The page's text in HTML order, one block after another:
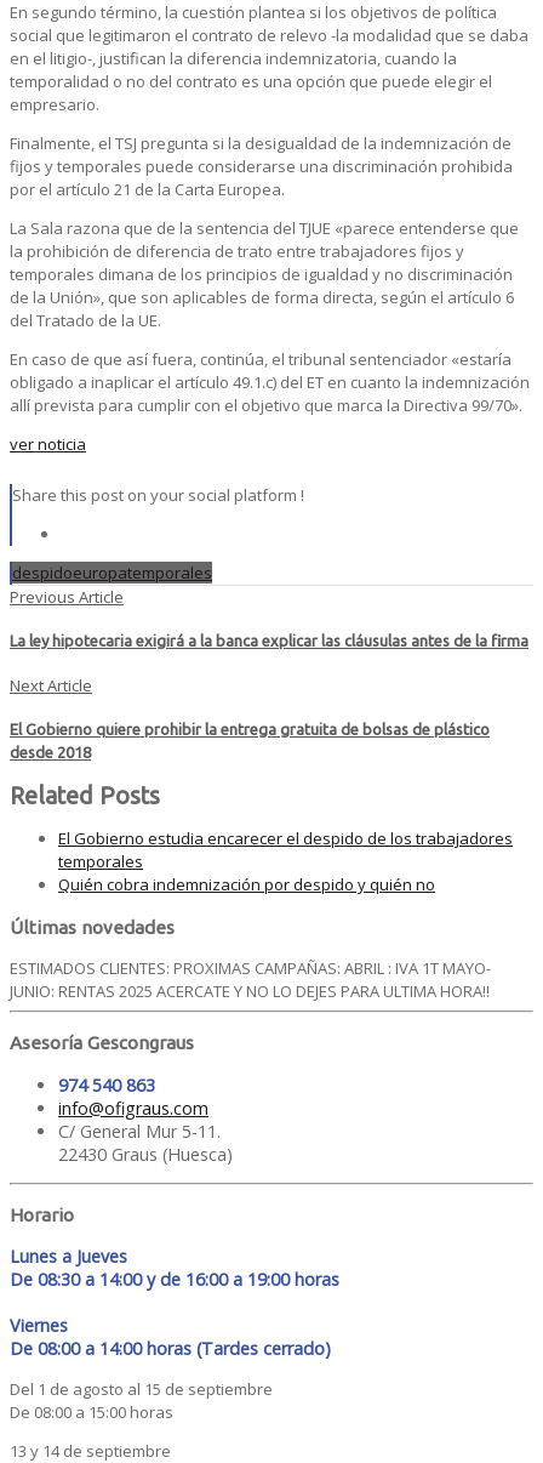
En segundo término, la cuestión plantea si los objetivos de política
social que legitimaron el contrato de relevo -la modalidad que se daba
en el litigio-, justifican la diferencia indemnizatoria, cuando la
temporalidad o no del contrato es una opción que puede elegir el
empresario.
Finalmente, el TSJ pregunta si la desigualdad de la indemnización de
fijos y temporales puede considerarse una discriminación prohibida
por el artículo 21 de la Carta Europea.
La Sala razona que de la sentencia del TJUE «parece entenderse que
la prohibición de diferencia de trato entre trabajadores fijos y
temporales dimana de los principios de igualdad y no discriminación
de la Unión», que son aplicables de forma directa, según el artículo 6
del Tratado de la UE.
En caso de que así fuera, continúa, el tribunal sentenciador «estaría
obligado a inaplicar el artículo 49.1.c) del ET en cuanto la indemnización
allí prevista para cumplir con el objetivo que marca la Directiva 99/70».
ver noticia
Share this post on your social platform !
despidoeuropatemporales
Previous Article
La ley hipotecaria exigirá a la banca explicar las cláusulas antes de la firma
Next Article
El Gobierno quiere prohibir la entrega gratuita de bolsas de plástico
desde 2018
Related Posts
El Gobierno estudia encarecer el despido de los trabajadores
temporales
Quién cobra indemnización por despido y quién no
Últimas novedades
ESTIMADOS CLIENTES: PROXIMAS CAMPAÑAS: ABRIL : IVA 1T MAYO-
JUNIO: RENTAS 2025 ACERCATE Y NO LO DEJES PARA ULTIMA HORA!!
Asesoría Gescongraus
974 540 863
info@ofigraus.com
C/ General Mur 5-11.
22430 Graus (Huesca)
Horario
Lunes a Jueves
De 08:30 a 14:00 y de 16:00 a 19:00 horas
Viernes
De 08:00 a 14:00 horas (Tardes cerrado)
Del 1 de agosto al 15 de septiembre
De 08:00 a 15:00 horas
13 y 14 de septiembre